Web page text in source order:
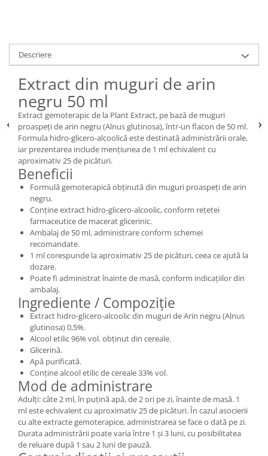
Descriere
Extract din muguri de arin
negru 50 ml
Extract gemoterapic de la Plant Extract, pe bază de muguri
proaspeți de arin negru (Alnus glutinosa), într-un flacon de 50 ml.
Formula hidro-glicero-alcoolică este destinată administrării orale,
iar prezentarea include mențiunea de 1 ml echivalent cu
aproximativ 25 de picături.
Beneficii
Formulă gemoterapică obținută din muguri proaspeți de arin
negru.
Conține extract hidro-glicero-alcoolic, conform rețetei
farmaceutice de macerat glicerinic.
Ambalaj de 50 ml, administrare conform schemei
recomandate.
1 ml corespunde la aproximativ 25 de picături, ceea ce ajută la
dozare.
Poate fi administrat înainte de masă, conform indicațiilor din
ambalaj.
Ingrediente / Compoziție
Extract hidro-glicero-alcoolic din muguri de Arin negru (Alnus
glutinosa) 0,5%.
Alcool etilic 96% vol. obținut din cereale.
Glicerină.
Apă purificată.
Conține alcool etilic de cereale 33% vol.
Mod de administrare
Adulți: câte 2 ml, în puțină apă, de 2 ori pe zi, înainte de masă. 1
ml este echivalent cu aproximativ 25 de picături. În cazul asocierii
cu alte extracte gemoterapice, administrarea se face o dată pe zi.
Durata administrării poate varia între 1 și 3 luni, cu posibilitatea
de reluare după 1 sau 2 luni de pauză.